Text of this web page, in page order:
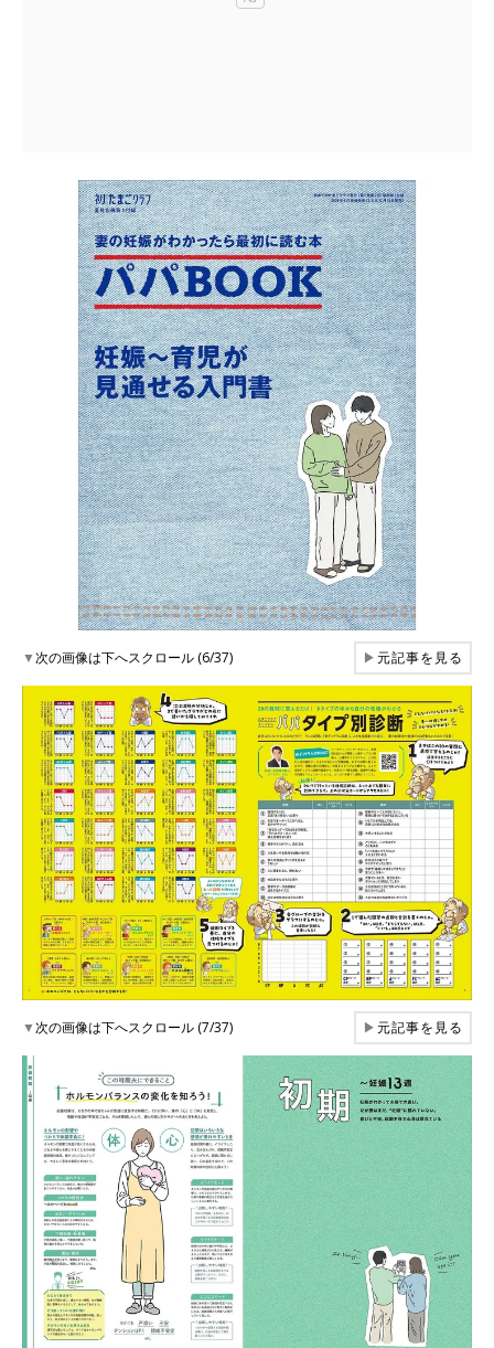
▼次の画像は下へスクロール (6/37) ▶元記事を見る
▼次の画像は下へスクロール (7/37) ▶元記事を見る